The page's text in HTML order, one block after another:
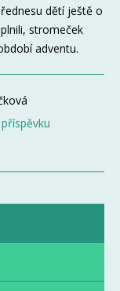
dětí ještě o
stromeček
adventu.